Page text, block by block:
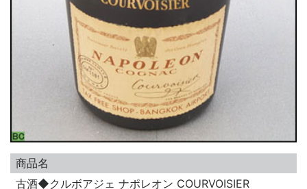
商品名
古酒◆クルボアジェ ナポレオン COURVOISIER